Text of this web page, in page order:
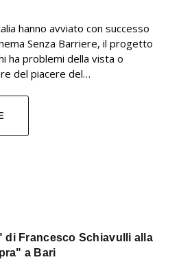
hanno avviato con successo
Senza Barriere, il progetto
ha problemi della vista o
del piacere del…
di Francesco Schiavulli alla
a Bari